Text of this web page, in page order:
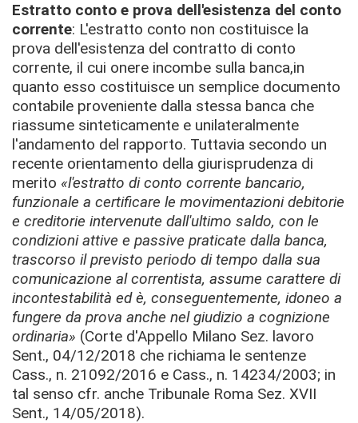
Estratto conto e prova dell'esistenza del conto
corrente: L'estratto conto non costituisce la
prova dell'esistenza del contratto di conto
corrente, il cui onere incombe sulla banca,in
quanto esso costituisce un semplice documento
contabile proveniente dalla stessa banca che
riassume sinteticamente e unilateralmente
l'andamento del rapporto. Tuttavia secondo un
recente orientamento della giurisprudenza di
merito «l'estratto di conto corrente bancario,
funzionale a certificare le movimentazioni debitorie
e creditorie intervenute dall'ultimo saldo, con le
condizioni attive e passive praticate dalla banca,
trascorso il previsto periodo di tempo dalla sua
comunicazione al correntista, assume carattere di
incontestabilità ed è, conseguentemente, idoneo a
fungere da prova anche nel giudizio a cognizione
ordinaria» (Corte d'Appello Milano Sez. lavoro
Sent., 04/12/2018 che richiama le sentenze
Cass., n. 21092/2016 e Cass., n. 14234/2003; in
tal senso cfr. anche Tribunale Roma Sez. XVII
Sent., 14/05/2018).